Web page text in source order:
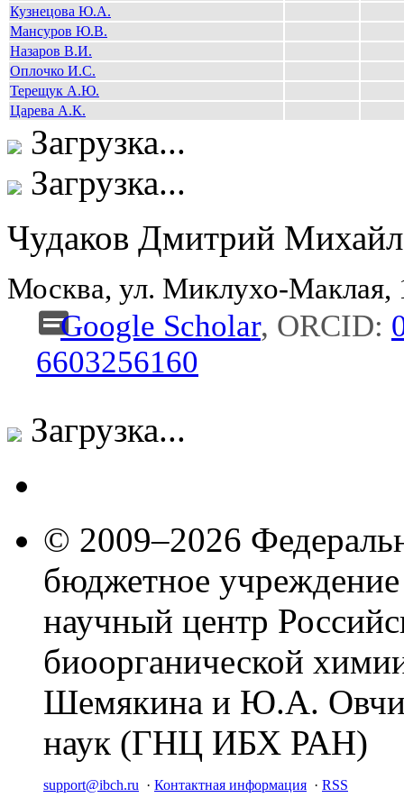
Кузнецова Ю.А.
Мансуров Ю.В.
Назаров В.И.
Оплочко И.С.
Терещук А.Ю.
Царева А.К.
Загрузка...
Загрузка...
Чудаков Дмитрий
Москва, ул. Миклухо-
Google Scholar, ORCID:
6603256160
Загрузка...
© 2009–2026
бюджетное
научный центр
биоорганической
Шемякина и Ю.А.
наук (ГНЦ ИБХ РАН)
support@ibch.ru · Контактная информация · RSS